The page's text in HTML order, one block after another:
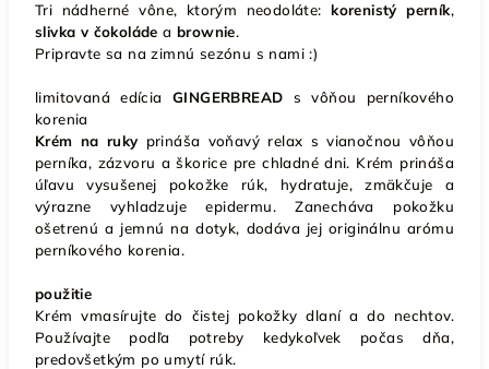
Tri nádherné vône, ktorým neodoláte:korenistý perník,
slivka v čokoládeabrownie.
Pripravte sa na zimnú sezónu s nami :)
limitovaná edícia GINGERBREAD s vôňou perníkového
korenia
Krém na ruky prináša voňavý relax s vianočnou vôňou
perníka, zázvoru a škorice pre chladné dni. Krém prináša
úľavu vysušenej pokožke rúk, hydratuje, zmäkčuje a
výrazne vyhladzuje epidermu. Zanecháva pokožku
ošetrenú a jemnú na dotyk, dodáva jej originálnu arómu
perníkového korenia.
použitie
Krém vmasírujte do čistej pokožky dlaní a do nechtov.
Používajte podľa potreby kedykoľvek počas dňa,
predovšetkým po umytí rúk.